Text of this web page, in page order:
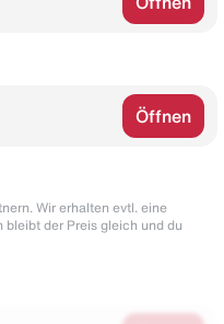
Öffnen
Wir erhalten evtl. eine
bleibt der Preis gleich und du